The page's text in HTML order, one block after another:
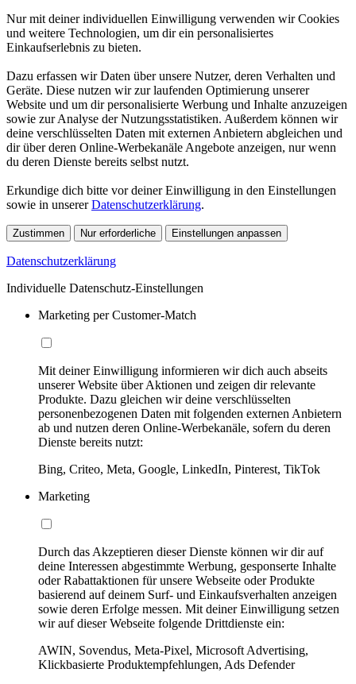
Nur mit deiner individuellen Einwilligung verwenden wir Cookies
und weitere Technologien, um dir ein personalisiertes
Einkaufserlebnis zu bieten.
Dazu erfassen wir Daten über unsere Nutzer, deren Verhalten und
Geräte. Diese nutzen wir zur laufenden Optimierung unserer
Website und um dir personalisierte Werbung und Inhalte anzuzeigen
sowie zur Analyse der Nutzungsstatistiken. Außerdem können wir
deine verschlüsselten Daten mit externen Anbietern abgleichen und
dir über deren Online-Werbekanäle Angebote anzeigen, nur wenn
du deren Dienste bereits selbst nutzt.
Erkundige dich bitte vor deiner Einwilligung in den Einstellungen
sowie in unsererDatenschutzerklärung.
Zustimmen Nur erforderliche Einstellungen anpassen
Datenschutzerklärung
Individuelle Datenschutz-Einstellungen
Marketing per Customer-Match
Mit deiner Einwilligung informieren wir dich auch abseits
unserer Website über Aktionen und zeigen dir relevante
Produkte. Dazu gleichen wir deine verschlüsselten
personenbezogenen Daten mit folgenden externen Anbietern
ab und nutzen deren Online-Werbekanäle, sofern du deren
Dienste bereits nutzt:
Bing, Criteo, Meta, Google, LinkedIn, Pinterest, TikTok
Marketing
Durch das Akzeptieren dieser Dienste können wir dir auf
deine Interessen abgestimmte Werbung, gesponserte Inhalte
oder Rabattaktionen für unsere Webseite oder Produkte
basierend auf deinem Surf- und Einkaufsverhalten anzeigen
sowie deren Erfolge messen. Mit deiner Einwilligung setzen
wir auf dieser Webseite folgende Drittdienste ein:
AWIN, Sovendus, Meta-Pixel, Microsoft Advertising,
Klickbasierte Produktempfehlungen, Ads Defender